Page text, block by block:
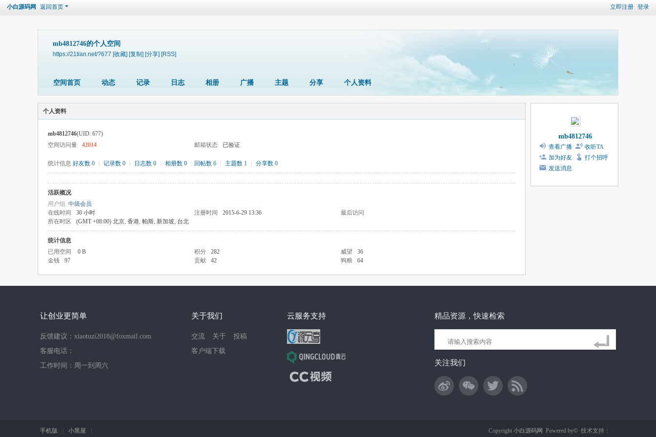
立即注册 登录
小白源码网 返回首页
mb4812746的个人空间
https://21tian.net/?677 [收藏] [复制] [分享] [RSS]
空间首页 动态 记录 日志 相册 广播 主题 分享 个人资料
个人资料
mb4812746(UID: 677)
空间访问量
42014 邮箱状态 已验证
统计信息 好友数 0 记录数 0 日志数 0 相册数 0 回帖数 6 主题数 1 分享数 0
活跃概况
用户组 中级会员
在线时间
30 小时 注册时间 2015-6-29 13:36
最后访问
所在时区
(GMT +08:00) 北京, 香港, 帕斯, 新加坡, 台北
统计信息
已用空间
0 B 积分 282 威望
36
金钱
97 贡献 42 狗粮 64
mb4812746
查看广播
收听TA
加为好友
打个招呼
发送消息
让创业更简单
反馈建议：xiaotuzi2018@foxmail.com
客服电话：
工作时间：周一到周六
关于我们
交流 关于
投稿
客户端下载
云服务支持 精品资源，快速检索
关注我们
手机版 小黑屋 Copyright 小白源码网 Powered by© 技术支持：